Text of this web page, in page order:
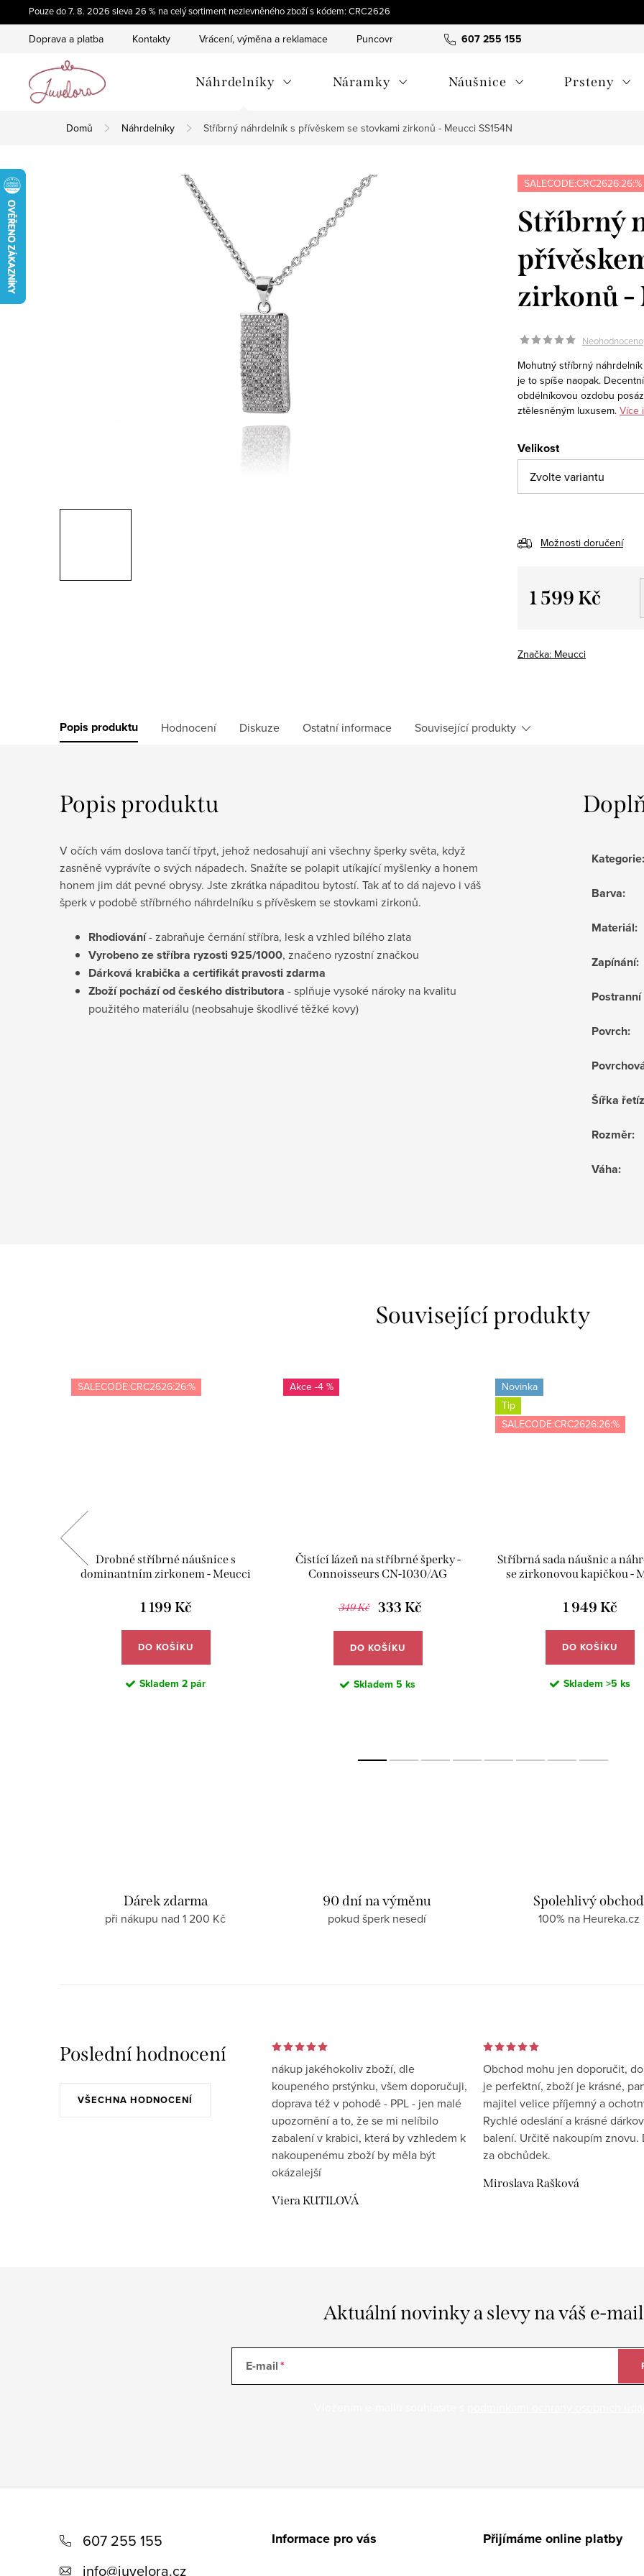
na
Pouze do 7. 8. 2026 sleva 26 % na celý sortiment nezlevněného zboží s kódem: CRC2626
607 255 155
Doprava a platba Kontakty Vrácení, výměna a reklamace Puncovní značky Hodnocení obchodu
Náhrdelníky Náramky Náušnice Prsteny
Domů Náhrdelníky Stříbrný náhrdelník s přívěskem se stovkami zirkonů - Meucci SS154N
SALECODE:CRC2626:26:%
Stříbrný
zirkonů -
Neohodnoceno
Mohutný stříbrný
je to spíše naopak.
obdélníkovou ozdobu
ztělesněným luxusem. Více
Velikost
Možnosti doručení
1 599 Kč
Značka: Meucci
Popis produktu Hodnocení Diskuze Ostatní informace Související produkty
Popis produktu
V očích vám doslova tančí třpyt, jehož nedosahují ani všechny šperky světa, když
zasněně vyprávíte o svých nápadech. Snažíte se polapit utíkající myšlenky a honem
honem jim dát pevné obrysy. Jste zkrátka nápaditou bytostí. Tak ať to dá najevo i váš
šperk v podobě stříbrného náhrdelníku s přívěskem se stovkami zirkonů.
Rhodiování- zabraňuje černání stříbra, lesk a vzhled bílého zlata
Vyrobeno ze stříbra ryzosti 925/1000, značeno ryzostní značkou
Dárková krabička a certifikát pravosti zdarma
Zboží pochází od českého distributora - splňuje vysoké nároky na kvalitu
použitého materiálu (neobsahuje škodlivé těžké kovy)
Kategorie:
Barva:
Materiál:
Zapínání:
Povrch:
Šířka
Rozměr:
Váha:
Související produkty
SALECODE:CRC2626:26:%
Drobné stříbrné náušnice s
dominantním zirkonem - Meucci
1 199 Kč
DO KOŠÍKU
Skladem 2 pár
-4 %
Čistící lázeň na stříbrné šperky -
Connoisseurs CN-1030/AG
349 Kč 333 Kč
DO KOŠÍKU
Skladem 5 ks
Novinka
Tip
SALECODE:CRC2626:26:%
Stříbrná sada náušnic a
se zirkonovou kapičkou -
1 949 Kč
DO KOŠÍKU
Skladem >5 ks
Dárek zdarma
při nákupu nad 1 200 Kč
90 dní na výměnu
pokud šperk nesedí
Spolehlivý obchod
100% na Heureka.cz
Poslední hodnocení
VŠECHNA HODNOCENÍ
nákup jakéhokoliv zboží, dle
koupeného prstýnku, všem doporučuji,
doprava též v pohodě - PPL - jen malé
upozornění a to, že se mi nelíbilo
zabalení v krabici, která by vzhledem k
nakoupenému zboží by měla být
okázalejší
Viera KUTILOVÁ
Obchod mohu jen doporučit,
je perfektní, zboží je krásné,
majitel velice příjemný a
Rychlé odeslání a krásné
balení. Určitě nakoupím znovu.
za obchůdek.
Miroslava Rašková
Aktuální novinky a slevy na váš e-mail
E-mail
607 255 155
info@juvelora.cz
Informace pro vás Přijímáme online platby